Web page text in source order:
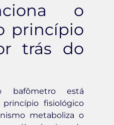
o
princípio
trás do
bafômetro está
fisiológico
metaboliza o